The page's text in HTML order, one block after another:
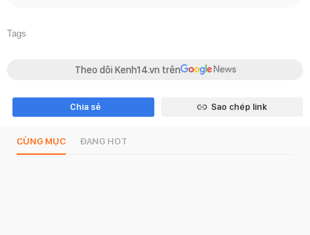
Tags
Theo dõi Kenh14.vn trên
Chia sẻ Sao chép link
CÙNG MỤC ĐANG HOT